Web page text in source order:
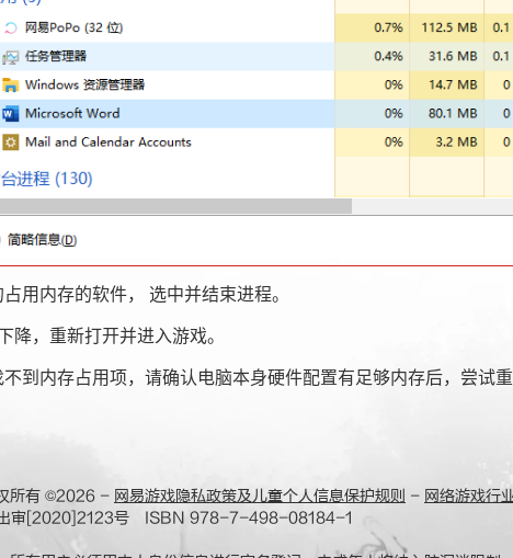
内存的软件， 选中并结束进程。
，重新打开并进入游戏。
内存占用项，请确认电脑本身硬件配置有足够内存后，尝试重
所有 ©2026 - 网易游戏隐私政策及儿童个人信息保护规则 - 网络游戏行
审[2020]2123号 ISBN 978-7-498-08184-1